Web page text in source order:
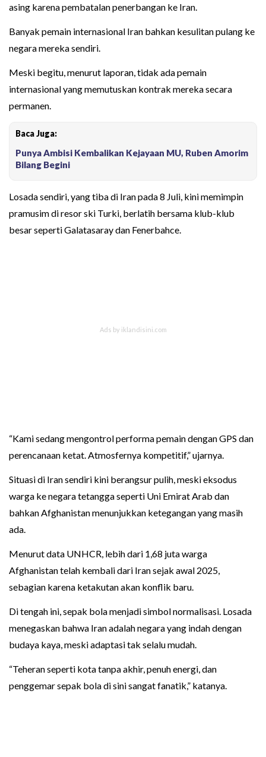
asing karena pembatalan penerbangan ke Iran.
Banyak pemain internasional Iran bahkan kesulitan pulang ke
negara mereka sendiri.
Meski begitu, menurut laporan, tidak ada pemain
internasional yang memutuskan kontrak mereka secara
permanen.
Baca Juga:
Punya Ambisi Kembalikan Kejayaan MU, Ruben Amorim
Bilang Begini
Losada sendiri, yang tiba di Iran pada 8 Juli, kini memimpin
pramusim di resor ski Turki, berlatih bersama klub-klub
besar seperti Galatasaray dan Fenerbahce.
“Kami sedang mengontrol performa pemain dengan GPS dan
perencanaan ketat. Atmosfernya kompetitif,” ujarnya.
Situasi di Iran sendiri kini berangsur pulih, meski eksodus
warga ke negara tetangga seperti Uni Emirat Arab dan
bahkan Afghanistan menunjukkan ketegangan yang masih
ada.
Menurut data UNHCR, lebih dari 1,68 juta warga
Afghanistan telah kembali dari Iran sejak awal 2025,
sebagian karena ketakutan akan konflik baru.
Di tengah ini, sepak bola menjadi simbol normalisasi. Losada
menegaskan bahwa Iran adalah negara yang indah dengan
budaya kaya, meski adaptasi tak selalu mudah.
“Teheran seperti kota tanpa akhir, penuh energi, dan
penggemar sepak bola di sini sangat fanatik,” katanya.